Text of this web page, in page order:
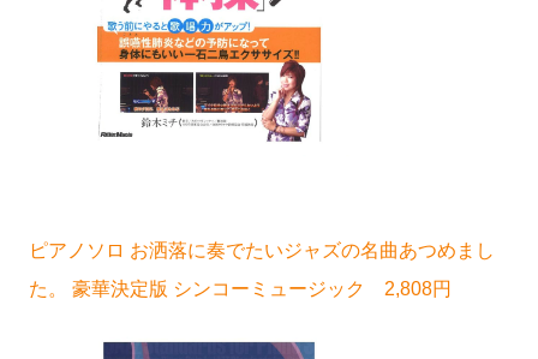
ピアノソロ お洒落に奏でたいジャズの名曲あつめまし
た。 豪華決定版 シンコーミュージック 2,808円